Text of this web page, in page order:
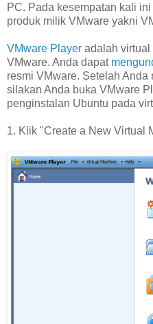
PC. Pada kesempatan kali
produk milik VMware yakni
VMware Player adalah virtual
VMware. Anda dapat
resmi VMware. Setelah
silakan Anda buka VMware
penginstalan Ubuntu pada
1. Klik "Create a New Virtual